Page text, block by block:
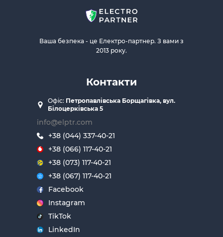
Ваша безпека - це Електро-партнер. З вами з
2013 року.
Контакти
Офіс: Петропавлівська Борщагівка, вул.
Білоцерківська 5
info@elptr.com
+38 (044) 337-40-21
+38 (066) 117-40-21
+38 (073) 117-40-21
+38 (067) 117-40-21
Facebook
Instagram
TikTok
LinkedIn